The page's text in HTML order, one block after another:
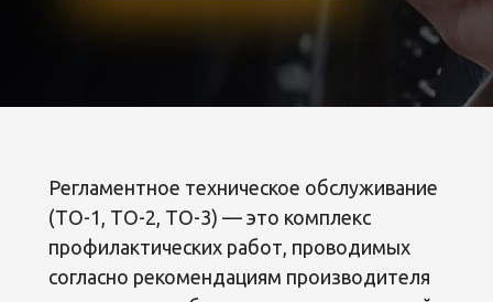
Регламентное техническое обслуживание
(ТО-1, ТО-2, ТО-3) — это комплекс
профилактических работ, проводимых
согласно рекомендациям производителя